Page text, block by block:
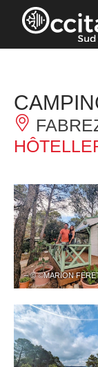
Panneau de
– © ©MARION